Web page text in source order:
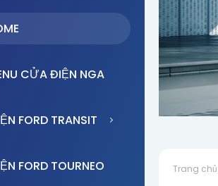
CỬA ĐIỆN NGA
FORD TRANSIT
FORD TOURNEO Trang chủ